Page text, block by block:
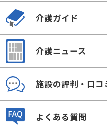
介護ガイド
介護ニュース
施設の評判・口コ
よくある質問